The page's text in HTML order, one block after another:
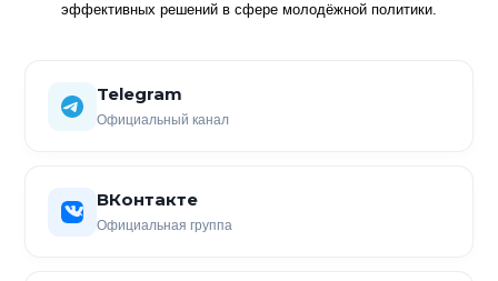
эффективных решений в сфере молодёжной политики.
Telegram
Официальный канал
ВКонтакте
Официальная группа